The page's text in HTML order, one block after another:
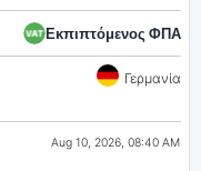
Εκπιπτόμενος ΦΠΑ
Γερμανία
Aug 10, 2026, 08:40 AM